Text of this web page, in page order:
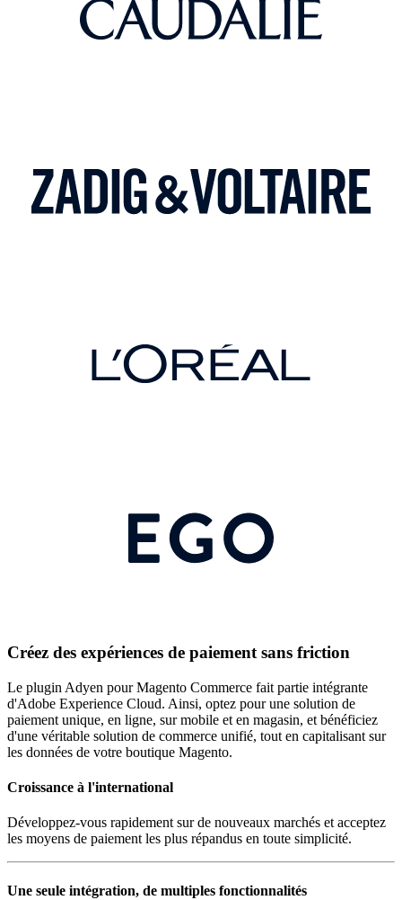
Créez des expériences de paiement sans friction
Le plugin Adyen pour Magento Commerce fait partie intégrante
d'Adobe Experience Cloud. Ainsi, optez pour une solution de
paiement unique, en ligne, sur mobile et en magasin, et bénéficiez
d'une véritable solution de commerce unifié, tout en capitalisant sur
les données de votre boutique Magento.
Croissance à l'international
Développez-vous rapidement sur de nouveaux marchés et acceptez
les moyens de paiement les plus répandus en toute simplicité.
Une seule intégration, de multiples fonctionnalités